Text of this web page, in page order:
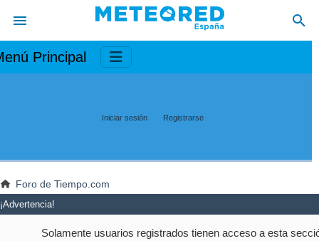
Principal
Iniciar sesión Registrarse
Foro de Tiempo.com
¡Advertencia!
Solamente usuarios registrados tienen acceso a esta